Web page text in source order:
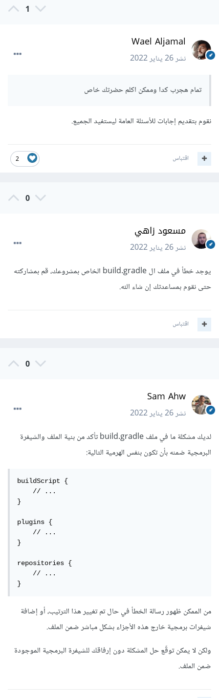
1
Wael Aljamal
نشر26 يناير 2022
تمام هجرب كدا وممكن اكلم حضرتك خاص
نقوم بتقديم إجابات للأسئلة العامة ليستفيد الجميع.
2 اقتباس
0
مسعود زاهي
نشر26 يناير 2022
يوجد خطأ في ملف ال build.gradle الخاص بمشروعك، قم بمشاركته
حتى نقوم بمساعدتك إن شاء الله.
اقتباس
0
Sam Ahw
نشر26 يناير 2022
لديك مشكلة ما في ملف build.gradle تأكد من بنية الملف والشيفرة
البرمجية ضمنه بأن تكون بنفس الهرمية التالية:
buildScript {
    // ...
}
plugins {
    // ...
}
repositories {
    // ...
}
من الممكن ظهور رسالة الخطأ في حال تم تغيير هذا الترتيب، أو إضافة
شيفرات برمجية خارج هذه الأجزاء بشكل مباشر ضمن الملف.
ولكن لا يمكن توقّع حل المشكلة دون إرفاقك للشيفرة البرمجية الموجودة
ضمن الملف.